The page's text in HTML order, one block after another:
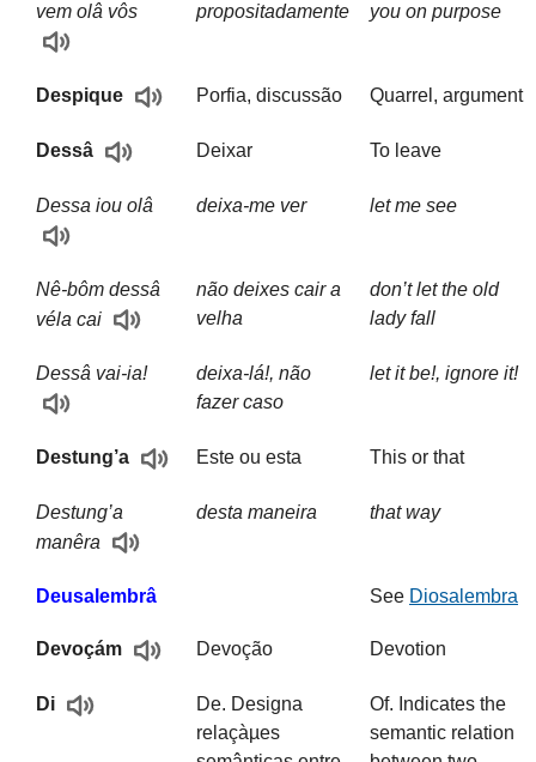
vem olâ vôs
propositadamente
you on purpose
Despique Porfia, discussão Quarrel, argument
Dessâ Deixar To leave
Dessa iou olâ deixa-me ver let me see
Nê-bôm dessâ
véla cai
não deixes cair a
velha
don’t let the old
lady fall
Dessâ vai-ia!
deixa-lá!, não
fazer caso
let it be!, ignore it!
Destung’a Este ou esta This or that
Destung’a
manêra
desta maneira that way
Deusalembrâ See Diosalembra
Devoçám Devoção Devotion
Di
De. Designa
relaçàµes
Of. Indicates the
semantic relation